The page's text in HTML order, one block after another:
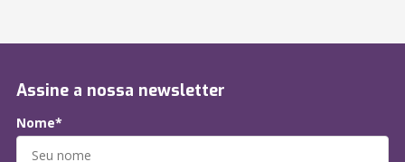
Assine a nossa newsletter
Nome*